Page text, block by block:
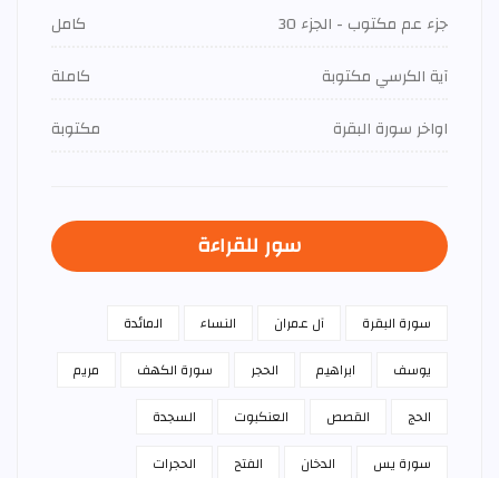
جزء عم مكتوب - الجزء 30
كامل
آية الكرسي مكتوبة
كاملة
اواخر سورة البقرة
مكتوبة
سور للقراءة
سورة البقرة آل عمران النساء
المائدة
يوسف
ابراهيم الحجر سورة الكهف
مريم
الحج
القصص العنكبوت
السجدة
سورة يس
الدخان الفتح
الحجرات